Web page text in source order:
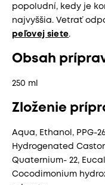
popoludní, kedy je
najvyššia. Vetrať
peľovej siete.
Obsah
250 ml
Zloženie
Aqua, Ethanol, PPG-
Hydrogenated
Quaternium- 22,
Cocodimonium